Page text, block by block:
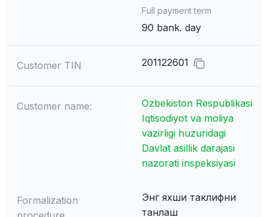
Full payment term
90 bank. day
Customer TIN 201122601
Customer name:
Ozbekiston Respublikasi
Iqtisodiyot va moliya
vazirligi huzuridagi
Davlat asillik darajasi
nazorati inspeksiyasi
Formalization
Энг яхши таклифни
танлаш